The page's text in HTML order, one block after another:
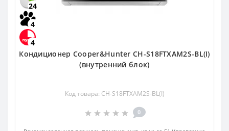
24
4
4
Кондиционер Cooper&Hunter CH-S18FTXAM2S-BL(I)
(внутренний блок)
Код товара: CH-S18FTXAM2S-BL(I)
0